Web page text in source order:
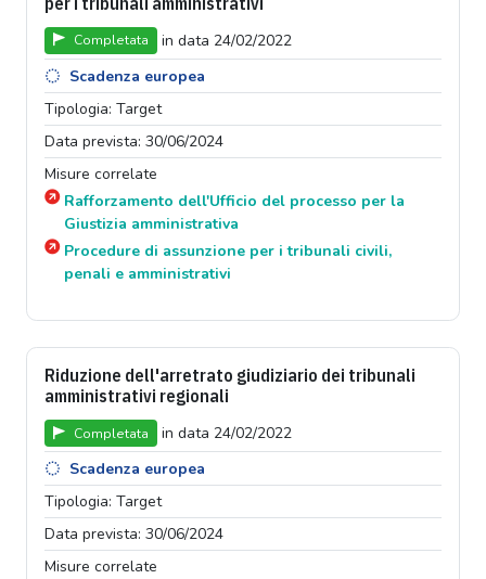
Completata
in data 24/02/2022
Scadenza europea
Tipologia: Target
Data prevista: 30/06/2024
Misure correlate
Rafforzamento dell'Ufficio del processo per la
Giustizia amministrativa
Procedure di assunzione per i tribunali civili,
penali e amministrativi
Riduzione dell'arretrato giudiziario dei tribunali
amministrativi regionali
Completata
in data 24/02/2022
Scadenza europea
Tipologia: Target
Data prevista: 30/06/2024
Misure correlate